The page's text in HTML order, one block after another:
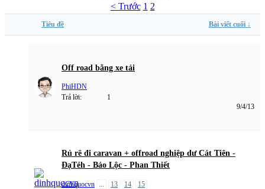
< Trước 1 2
Tiêu đề Bài viết cuối ↓
Off road bằng xe tải
PhiHDN
Trả lời:
1
9/4/13
Rủ rê đi caravan + offroad nghiệp dư Cát Tiên -
ĐạTẻh - Bảo Lộc - Phan Thiết
dinhquocvn 13 14
15